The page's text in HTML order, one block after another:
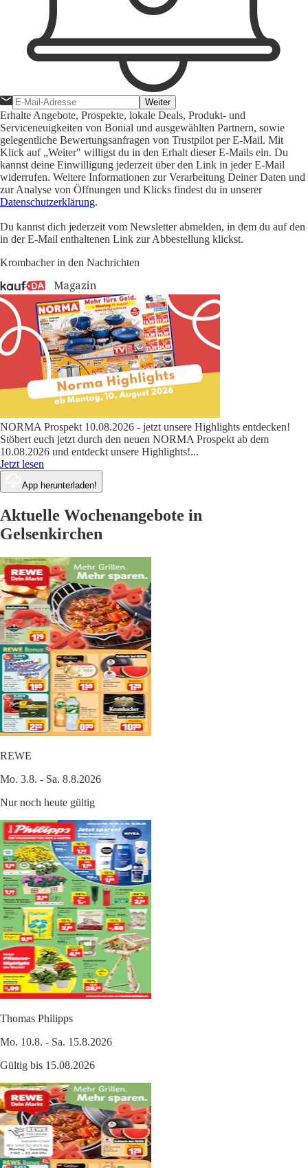
Weiter
Erhalte Angebote, Prospekte, lokale Deals, Produkt- und
Serviceneuigkeiten von Bonial und ausgewählten Partnern, sowie
gelegentliche Bewertungsanfragen von Trustpilot per E-Mail. Mit
Klick auf „Weiter" willigst du in den Erhalt dieser E-Mails ein. Du
kannst deine Einwilligung jederzeit über den Link in jeder E-Mail
widerrufen. Weitere Informationen zur Verarbeitung Deiner Daten und
zur Analyse von Öffnungen und Klicks findest du in unserer
Datenschutzerklärung.
Du kannst dich jederzeit vom Newsletter abmelden, in dem du auf den
in der E-Mail enthaltenen Link zur Abbestellung klickst.
Krombacher in den Nachrichten
NORMA Prospekt 10.08.2026 - jetzt unsere Highlights entdecken!
Stöbert euch jetzt durch den neuen NORMA Prospekt ab dem
10.08.2026 und entdeckt unsere Highlights!...
Jetzt lesen
App herunterladen!
Aktuelle Wochenangebote in
Gelsenkirchen
REWE
Mo. 3.8. - Sa. 8.8.2026
Nur noch heute gültig
Thomas Philipps
Mo. 10.8. - Sa. 15.8.2026
Gültig bis 15.08.2026